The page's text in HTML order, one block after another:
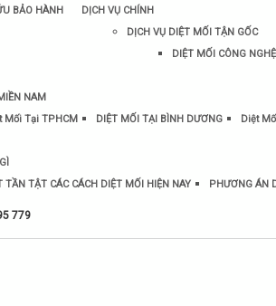
BẢO HÀNH
DỊCH VỤ CHÍNH
DỊCH VỤ DIỆT MỐI TẬN GỐC
DIỆT MỐI CÔNG
NAM
Mối Tại TPHCM
DIỆT MỐI TẠI BÌNH DƯƠNG
Diệt
TẦN TẬT CÁC CÁCH DIỆT MỐI HIỆN NAY
PHƯƠNG ÁN
779